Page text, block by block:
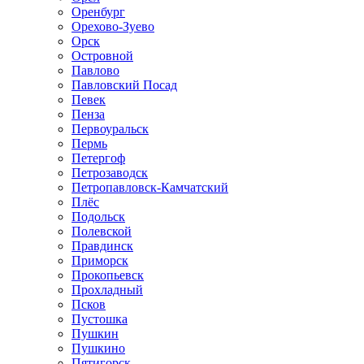
Оренбург
Орехово-Зуево
Орск
Островной
Павлово
Павловский Посад
Певек
Пенза
Первоуральск
Пермь
Петергоф
Петрозаводск
Петропавловск-Камчатский
Плёс
Подольск
Полевской
Правдинск
Приморск
Прокопьевск
Прохладный
Псков
Пустошка
Пушкин
Пушкино